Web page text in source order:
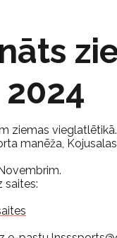
ziemas vieglatlētikā.
manēža,
saites: